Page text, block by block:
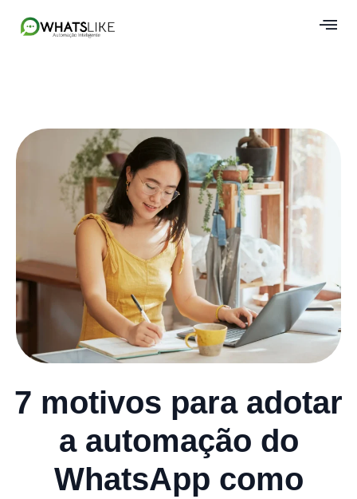
7 motivos para adotar
a automação do
WhatsApp como